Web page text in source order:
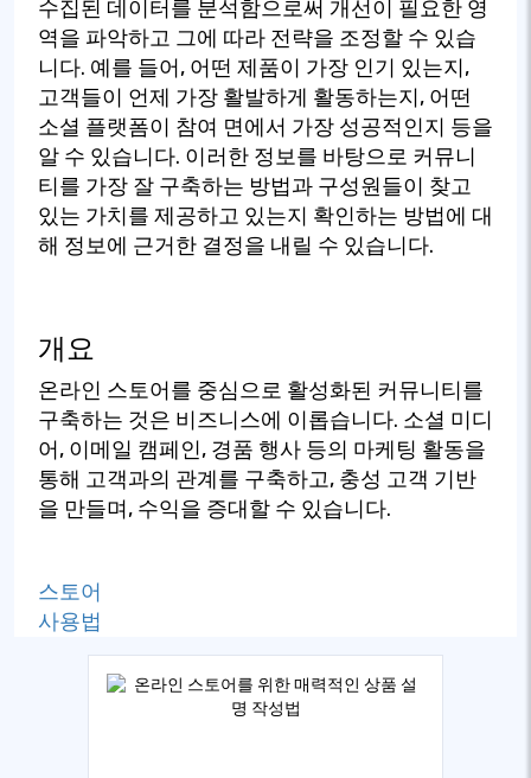
수집된 데이터를 분석함으로써 개선이 필요한 영
역을 파악하고 그에 따라 전략을 조정할 수 있습
니다. 예를 들어, 어떤 제품이 가장 인기 있는지,
고객들이 언제 가장 활발하게 활동하는지, 어떤
소셜 플랫폼이 참여 면에서 가장 성공적인지 등을
알 수 있습니다. 이러한 정보를 바탕으로 커뮤니
티를 가장 잘 구축하는 방법과 구성원들이 찾고
있는 가치를 제공하고 있는지 확인하는 방법에 대
해 정보에 근거한 결정을 내릴 수 있습니다.
개요
온라인 스토어를 중심으로 활성화된 커뮤니티를
구축하는 것은 비즈니스에 이롭습니다. 소셜 미디
어, 이메일 캠페인, 경품 행사 등의 마케팅 활동을
통해 고객과의 관계를 구축하고, 충성 고객 기반
을 만들며, 수익을 증대할 수 있습니다.
스토어
사용법